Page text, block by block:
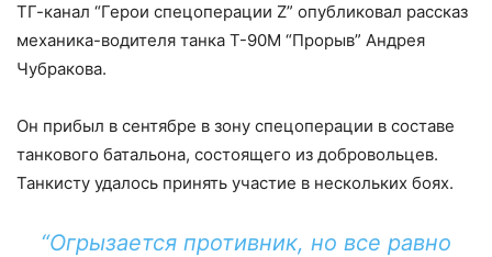
ТГ-канал “Герои спецоперации Z” опубликовал рассказ
механика-водителя танка Т-90М “Прорыв” Андрея
Чубракова.
Он прибыл в сентябре в зону спецоперации в составе
танкового батальона, состоящего из добровольцев.
Танкисту удалось принять участие в нескольких боях.
“Огрызается противник, но все равно